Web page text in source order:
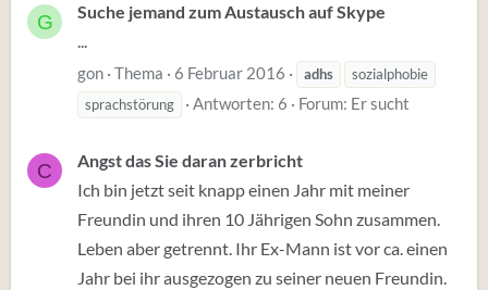
G
Suche jemand zum Austausch auf Skype
...
gon Thema 6 Februar 2016 adhs
sozialphobie
sprachstörung
Antworten: 6 Forum: Er sucht
C
Angst das Sie daran zerbricht
Ich bin jetzt seit knapp einen Jahr mit meiner
Freundin und ihren 10 Jährigen Sohn zusammen.
Leben aber getrennt. Ihr Ex-Mann ist vor ca. einen
Jahr bei ihr ausgezogen zu seiner neuen Freundin.